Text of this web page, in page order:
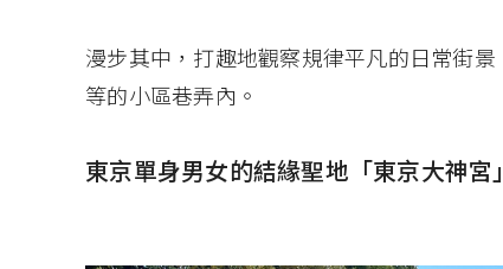
漫步其中，打趣地觀察規律平凡的日常街
等的小區巷弄內。
東京單身男女的結緣聖地「東京大神宮」